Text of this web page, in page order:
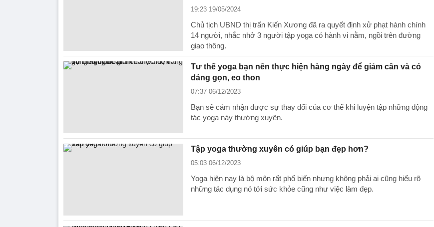
19:23 19/05/2024
Chủ tịch UBND thị trấn Kiến Xương đã ra quyết định xử phạt hành chính
14 người, nhắc nhở 3 người tập yoga có hành vi nằm, ngồi trên đường
giao thông.
Tư thế yoga bạn nên thực hiện hàng ngày để giảm cân và có
dáng gọn, eo thon
07:37 06/12/2023
Bạn sẽ cảm nhận được sự thay đổi của cơ thể khi luyện tập những động
tác yoga này thường xuyên.
Tập yoga thường xuyên có giúp bạn đẹp hơn?
05:03 06/12/2023
Yoga hiện nay là bộ môn rất phổ biến nhưng không phải ai cũng hiểu rõ
những tác dụng nó tới sức khỏe cũng như việc làm đẹp.